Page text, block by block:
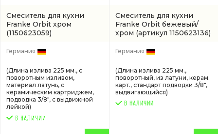
Смеситель для кухни
Franke Orbit хром
(1150623059)
Германия
(Длина излива 225 мм., с
поворотным изливом,
материал латунь, с
керамическим картриджем,
подводка 3/8", с выдвижной
лейкой)
Смеситель для кухни
Franke Orbit бежевый/
хром (артикул 1150623136)
Германия
(Длина излива 225 мм.,
поворотный, из латуни, керам.
карт., стандарт подводки 3/8",
выдвигающийся)
В НАЛИЧИИ